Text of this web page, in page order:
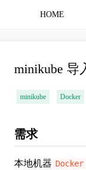
HOME
minikube 导
minikube Docker
需求
本地机器